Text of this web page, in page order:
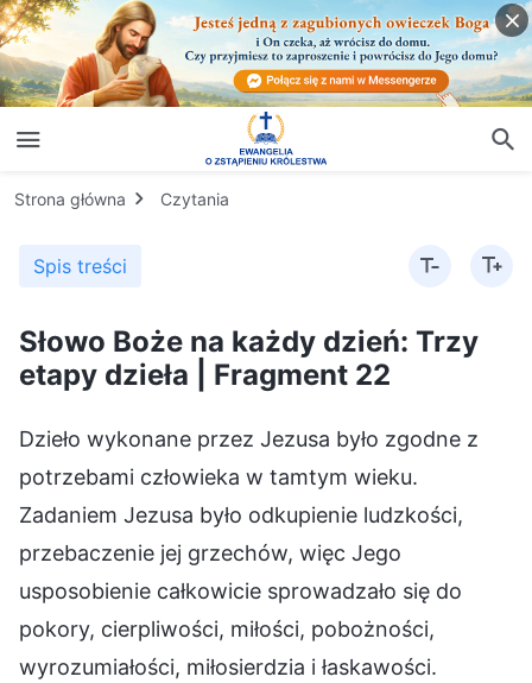
Strona główna Czytania
Spis treści
Słowo Boże na każdy dzień: Trzy
etapy dzieła | Fragment 22
Dzieło wykonane przez Jezusa było zgodne z
potrzebami człowieka w tamtym wieku.
Zadaniem Jezusa było odkupienie ludzkości,
przebaczenie jej grzechów, więc Jego
usposobienie całkowicie sprowadzało się do
pokory, cierpliwości, miłości, pobożności,
wyrozumiałości, miłosierdzia i łaskawości.